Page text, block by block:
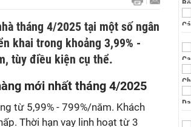
tháng 4/2025 tại một số ngân
khai trong khoảng 3,99% -
tùy điều kiện cụ thể.
mới nhất tháng 4/2025
từ 5,99% - 799%/năm. Khách
Thời hạn vay linh hoạt từ 3